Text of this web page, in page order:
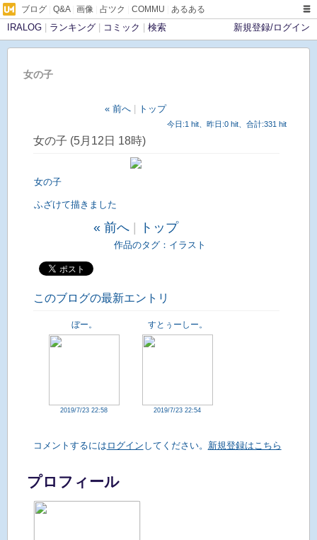
ブログ Q&A| 画像 占ツク COMMU あるある
IRALOG ランキング コミック 検索 新規登録/ログイン
女の子
« 前へ トップ
今日:1 hit、昨日:0 hit、合計:331 hit
女の子 (5月12日 18時)
女の子
ふざけて描きました
« 前へ トップ
作品のタグ： イラスト
このブログの最新エントリ
ぼー。
2019/7/23 22:58
すとぅーしー。
2019/7/23 22:54
コメントするには ログイン してください。 新規登録はこちら
プロフィール